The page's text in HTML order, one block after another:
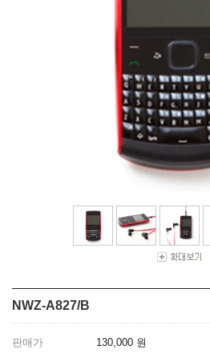
NWZ-A827/B
판매가
130,000 원